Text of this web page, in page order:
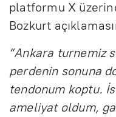
platformu X
Bozkurt
“Ankara turnemiz
perdenin sonuna
tendonum koptu.
ameliyat oldum,